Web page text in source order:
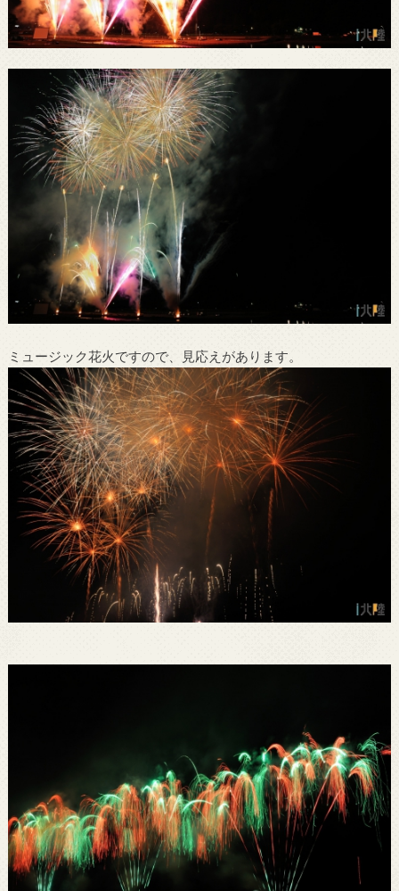
ミュージック花火ですので、見応えがあります。